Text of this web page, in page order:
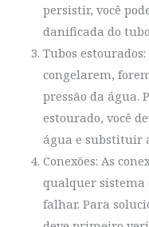
persistir, você
danificada do
Tubos
congelarem,
pressão da água.
estourado, você
água e substituir
Conexões: As
qualquer sistema
falhar. Para